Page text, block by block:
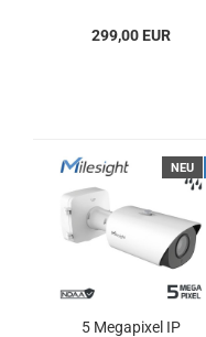
299,00 EUR
NEU
5 Megapixel IP